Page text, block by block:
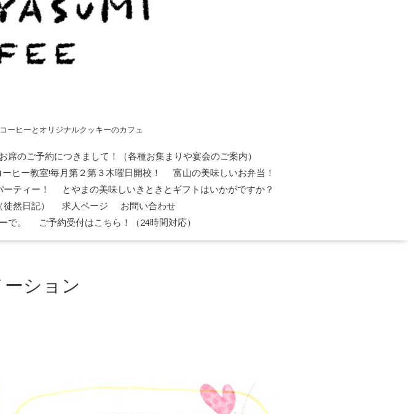
ーヒーとオリジナルクッキーのカフェ
席のご予約につきまして！（各種お集まりや宴会のご案内）
ーヒー教室!毎月第２第３木曜日開校！
富山の美味しいお弁当！
ティー！
とやまの美味しいきときとギフトはいかがですか？
然日記） 求人ページ
お問い合わせ
で。
ご予約受付はこちら！（24時間対応）
ション